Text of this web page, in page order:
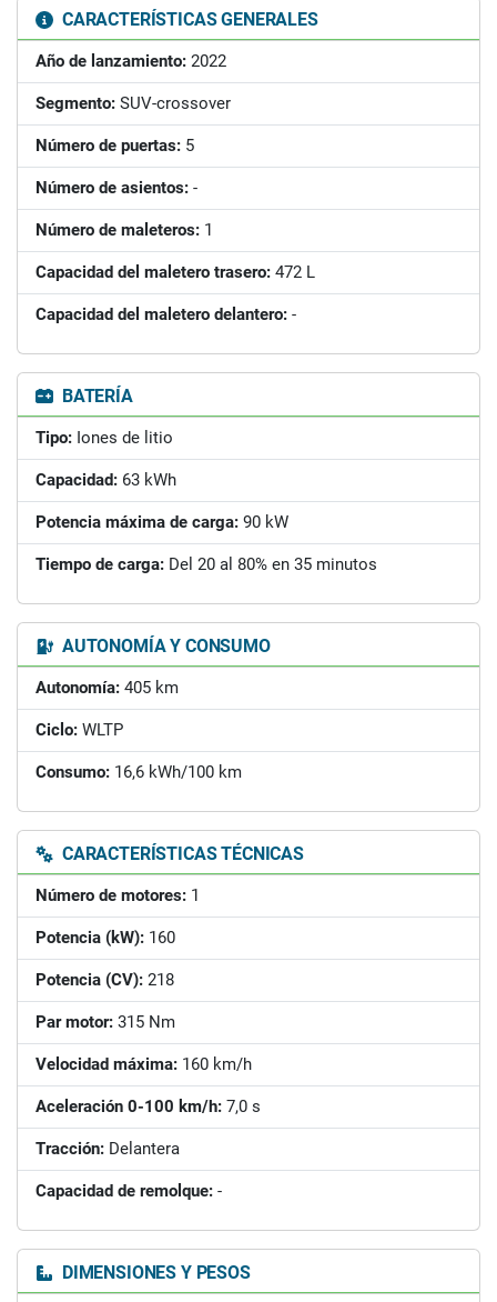
CARACTERÍSTICAS GENERALES
Año de lanzamiento: 2022
Segmento: SUV-crossover
Número de puertas: 5
Número de asientos: -
Número de maleteros: 1
Capacidad del maletero trasero: 472 L
Capacidad del maletero delantero: -
BATERÍA
Tipo: Iones de litio
Capacidad: 63 kWh
Potencia máxima de carga: 90 kW
Tiempo de carga: Del 20 al 80% en 35 minutos
AUTONOMÍA Y CONSUMO
Autonomía: 405 km
Ciclo: WLTP
Consumo: 16,6 kWh/100 km
CARACTERÍSTICAS TÉCNICAS
Número de motores: 1
Potencia (kW): 160
Potencia (CV): 218
Par motor: 315 Nm
Velocidad máxima: 160 km/h
Aceleración 0-100 km/h: 7,0 s
Tracción: Delantera
Capacidad de remolque: -
DIMENSIONES Y PESOS